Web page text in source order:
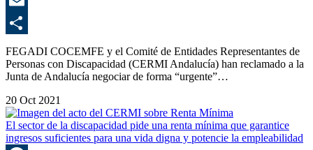
FEGADI COCEMFE y el Comité de Entidades Representantes de
Personas con Discapacidad (CERMI Andalucía) han reclamado a la
Junta de Andalucía negociar de forma “urgente”…
20 Oct 2021
El sector de la discapacidad pide una renta mínima que garantice
ingresos suficientes para una vida digna y potencie la empleabilidad